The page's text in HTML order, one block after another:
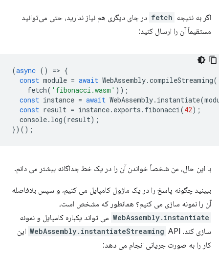
اگر به نتیجه fetch در جای دیگری هم نیاز ندارید، حتی می‌توانید
مستقیماً آن را ارسال کنید:
(async () => {
const module = await WebAssembly.compileStreaming(
fetch( 'fibonacci.wasm' ));
const instance = await WebAssembly. instantiate(
const result = instance. exports . fibonacci(42);
console. log(result);
})();
با این حال، من شخصاً خواندن آن را در یک خط جداگانه بیشتر می دانم.
ببینید چگونه پاسخ را در یک ماژول کامپایل می کنیم، و سپس بلافاصله
آن را نمونه سازی می کنیم؟ همانطور که مشخص است،
WebAssembly.instantiate می تواند یکباره کامپایل و نمونه
سازی کند.
WebAssembly.instantiateStreaming API این
کار را به صورت جریانی انجام می دهد: